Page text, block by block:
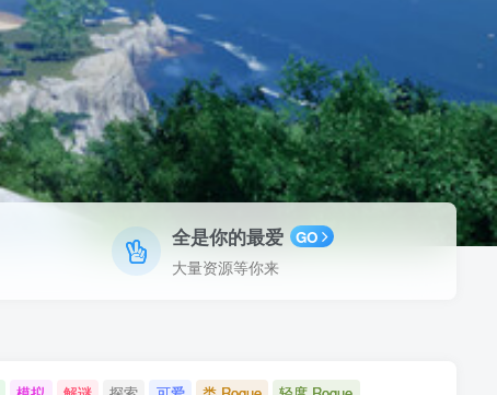
全是你的最爱 GO
大量资源等你来